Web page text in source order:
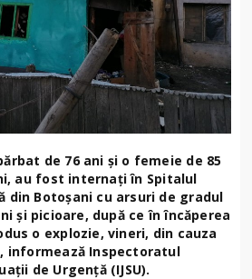
de 76 ani și o femeie de 85
au fost internați în Spitalul
din Botoșani cu arsuri de gradul
și picioare, după ce în încăperea
o explozie, vineri, din cauza
informează Inspectoratul
de Urgență (IJSU).